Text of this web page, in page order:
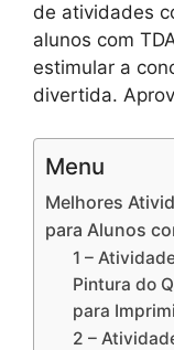
de atividades
alunos com
estimular a
divertida.
Menu
Melhores
para Alunos
1 –
Pintura do
para
2 –